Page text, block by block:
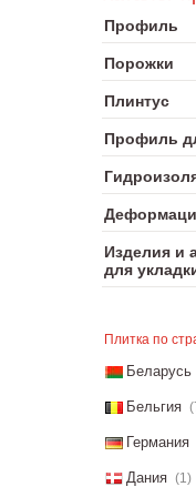
Профиль
Порожки
Плинтус
Профиль
Изделия и
для
Плитка по
Беларусь
Бельгия
Германия
Дания (1)